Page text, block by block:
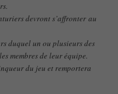
devront s’affronter au
duquel un ou plusieurs des
membres de leur équipe.
du jeu et remportera